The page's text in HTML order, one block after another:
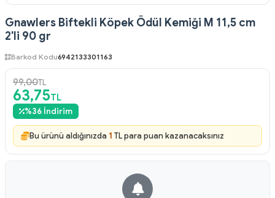
Gnawlers Biftekli Köpek Ödül Kemiği M 11,5 cm
2'li 90 gr
Barkod Kodu6942133301163
99,00TL
63,75TL
%36 İndirim
Bu ürünü aldığınızda 1 TL para puan kazanacaksınız